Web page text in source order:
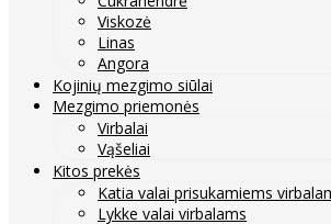
Viskozė
Linas
Angora
Kojinių mezgimo siūlai
Mezgimo priemonės
Virbalai
Vąšeliai
Kitos prekės
Katia valai prisukamiems
Lykke valai virbalams